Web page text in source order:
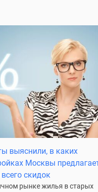
выяснили, в каких
Москвы
скидок
рынке жилья в старых